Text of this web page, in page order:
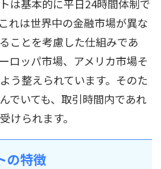
は基本的に平日24時間体制で
れは世界中の金融市場が異な
ことを考慮した仕組みであ
ロッパ市場、アメリカ市場そ
う整えられています。そのた
でいても、取引時間内であれ
けられます。
の特徴